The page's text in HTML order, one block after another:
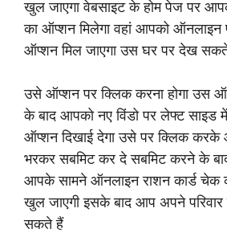
खुल जाएगा वेबसाइट के होम पेज पर
का ऑप्शन मिलेगा वहां आपको ऑनलाइन
ऑप्शन मिल जाएगा उस घर पर देख सकते
उसे ऑप्शन पर क्लिक करना होगा उस
के बाद आपको नए विंडो पर लेफ्ट साइड
ऑप्शन दिखाई देगा उसे पर क्लिक
भरकर सबमिट कर दे सबमिट करने के
आपके सामने ऑनलाइन राशन कार्ड चेक
खुल जाएगी इसके बाद आप अपने
सकते हैं